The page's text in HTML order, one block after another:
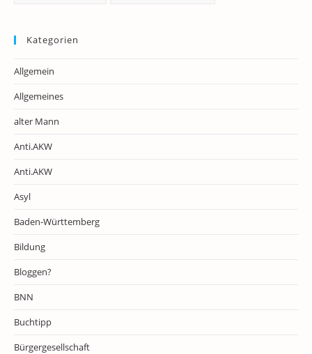
Kategorien
Allgemein
Allgemeines
alter Mann
Anti.AKW
Anti.AKW
Asyl
Baden-Württemberg
Bildung
Bloggen?
BNN
Buchtipp
Bürgergesellschaft